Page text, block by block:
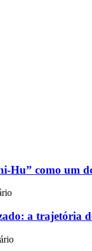
Hu” como um
a trajetória